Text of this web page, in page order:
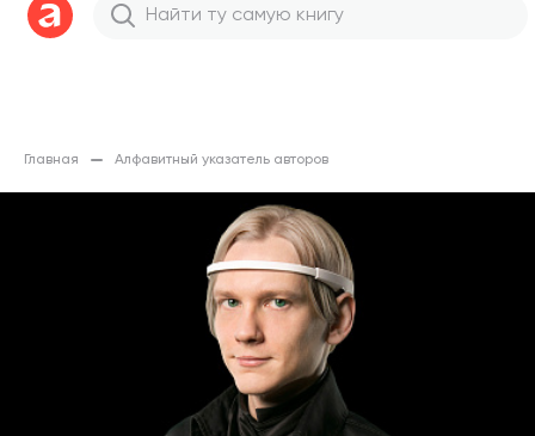
Главная Алфавитный указатель авторов